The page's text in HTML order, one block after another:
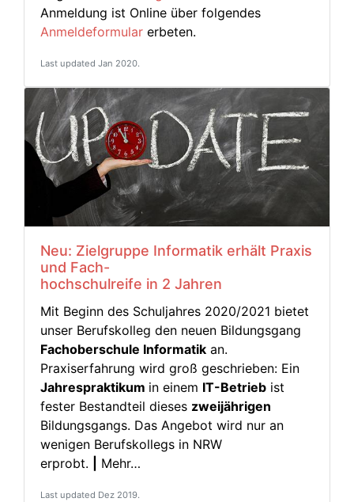
Anmeldung ist Online über folgendes
Anmeldeformular erbeten.
Last updated Jan 2020.
Neu: Zielgruppe Informatik erhält Praxis
und Fach-
hochschulreife in 2 Jahren
Mit Beginn des Schuljahres 2020/2021 bietet
unser Berufskolleg den neuen Bildungsgang
Fachoberschule Informatik an.
Praxiserfahrung wird groß geschrieben: Ein
Jahrespraktikum in einem IT-Betrieb ist
fester Bestandteil dieses zweijährigen
Bildungsgangs. Das Angebot wird nur an
wenigen Berufskollegs in NRW
erprobt.
Mehr…
Last updated Dez 2019.